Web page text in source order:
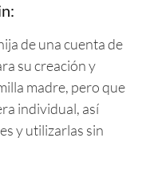
de una cuenta de
su creación y
madre, pero que
individual, así
y utilizarlas sin